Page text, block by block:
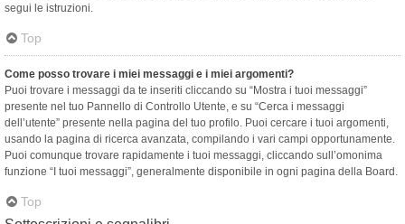
segui le istruzioni.
Top
Come posso trovare i miei messaggi e i miei argomenti?
Puoi trovare i messaggi da te inseriti cliccando su “Mostra i tuoi messaggi”
presente nel tuo Pannello di Controllo Utente, e su “Cerca i messaggi
dell’utente” presente nella pagina del tuo profilo. Puoi cercare i tuoi argomenti,
usando la pagina di ricerca avanzata, compilando i vari campi opportunamente.
Puoi comunque trovare rapidamente i tuoi messaggi, cliccando sull’omonima
funzione “I tuoi messaggi”, generalmente disponibile in ogni pagina della Board.
Top